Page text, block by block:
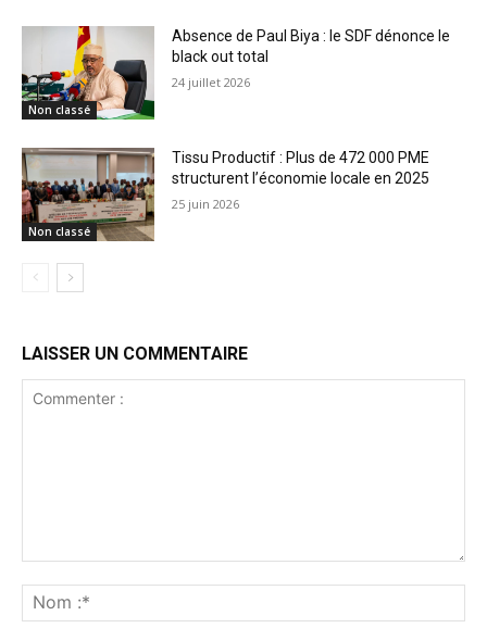
Non classé
Absence de Paul Biya : le SDF dénonce le
black out total
24 juillet 2026
Non classé
Tissu Productif : Plus de 472 000 PME
structurent l’économie locale en 2025
25 juin 2026
LAISSER UN COMMENTAIRE
:*